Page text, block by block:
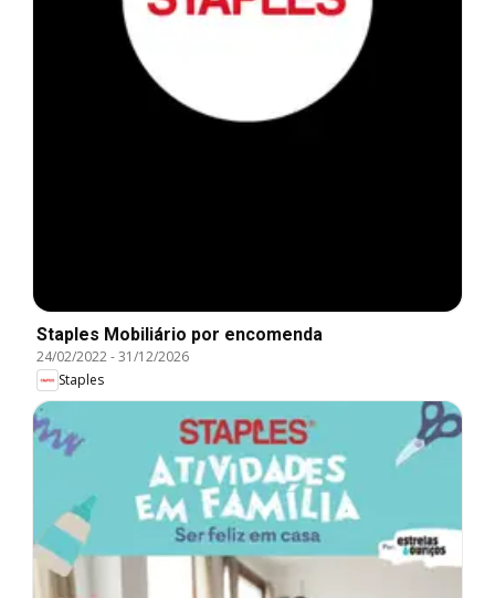
Staples Mobiliário por encomenda
24/02/2022-31/12/2026
Staples